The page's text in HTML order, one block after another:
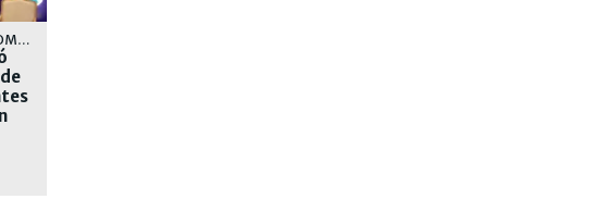
ELECCIONES COLOMBIA